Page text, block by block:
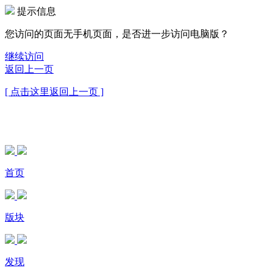
提示信息
您访问的页面无手机页面，是否进一步访问电脑版？
继续访问
返回上一页
[ 点击这里返回上一页 ]
首页
版块
发现